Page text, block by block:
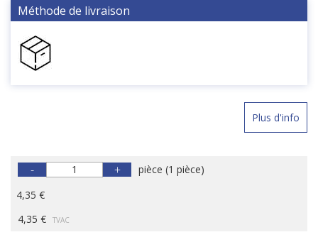
Méthode de livraison
Plus d'info
- + pièce (1 pièce)
4,35 €
4,35 €
TVAC